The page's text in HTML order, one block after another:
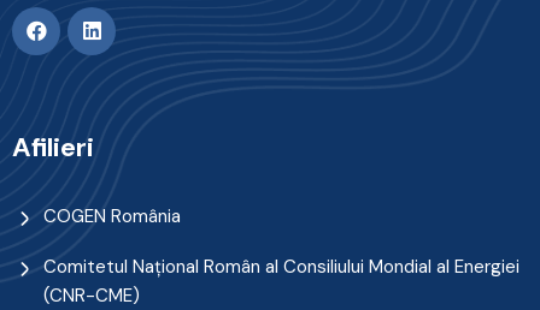
Afilieri
COGEN România
Comitetul Naţional Român al Consiliului Mondial al Energiei
(CNR-CME)